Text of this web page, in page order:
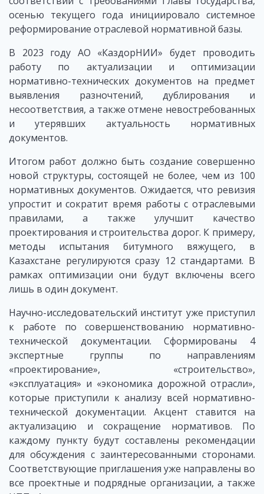
осенью текущего года инициировало системное
реформирование отраслевой нормативной базы.
В 2023 году АО «КаздорНИИ» будет проводить
работу по актуализации и оптимизации
нормативно-технических документов на предмет
выявления разночтений, дублирования и
несоответствия, а также отмене невостребованных
и утерявших актуальность нормативных
документов.
Итогом работ должно быть создание совершенно
новой структуры, состоящей не более, чем из 100
нормативных документов. Ожидается, что ревизия
упростит и сократит время работы с отраслевыми
правилами, а также улучшит качество
проектирования и строительства дорог. К примеру,
методы испытания битумного вяжущего, в
Казахстане регулируются сразу 12 стандартами. В
рамках оптимизации они будут включены всего
лишь в один документ.
Научно-исследовательский институт уже приступил
к работе по совершенствованию нормативно-
технической документации. Сформированы 4
экспертные группы по направлениям
«проектирование», «строительство»,
«эксплуатация» и «экономика дорожной отрасли»,
которые приступили к анализу всей нормативно-
технической документации. Акцент ставится на
актуализацию и сокращение нормативов. По
каждому пункту будут составлены рекомендации
для обсуждения с заинтересованными сторонами.
Соответствующие приглашения уже направлены во
все проектные и подрядные организации, а также